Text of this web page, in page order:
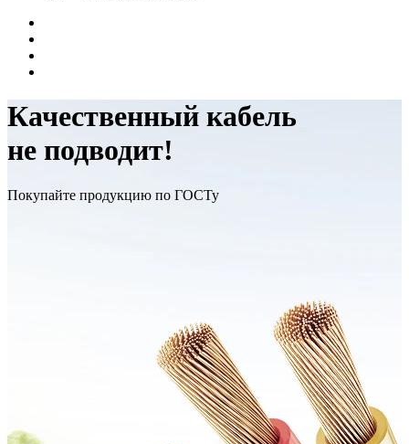
Качественный кабель
не подводит!
Покупайте продукцию по ГОСТу